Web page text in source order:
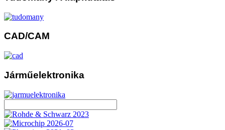
CAD/CAM
Járműelektronika